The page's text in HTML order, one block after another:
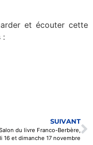
et écouter cette
:
SUIVANT
du livre Franco-Berbère,
16 et dimanche 17 novembre